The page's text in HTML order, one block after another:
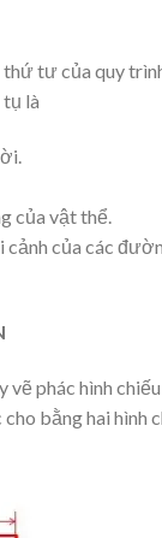
tư của quy
là
của vật thể.
cảnh của các
vẽ phác hình
bằng hai hình